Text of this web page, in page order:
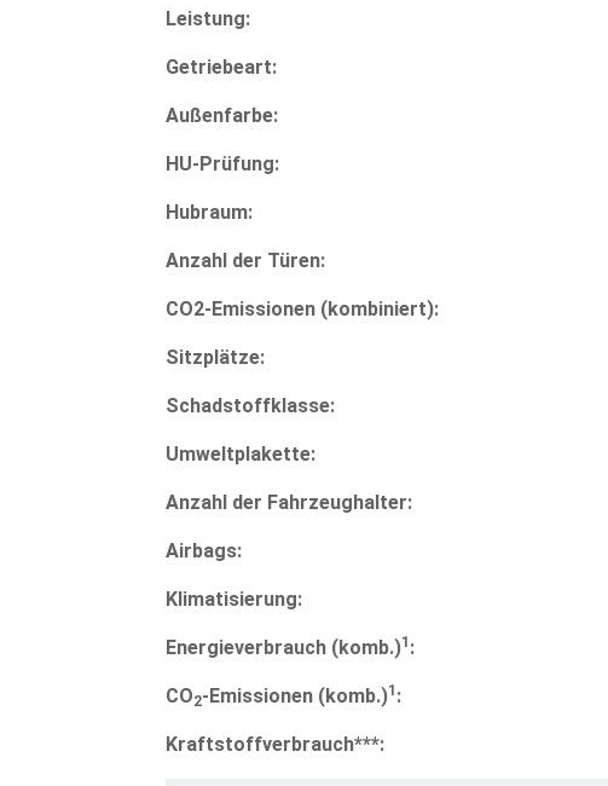
Leistung:
Getriebeart:
Außenfarbe:
HU-Prüfung:
Hubraum:
Anzahl der Türen:
CO2-Emissionen (kombiniert):
Sitzplätze:
Schadstoffklasse:
Umweltplakette:
Anzahl der Fahrzeughalter:
Airbags:
Klimatisierung:
Energieverbrauch (komb.)1 :
CO2-Emissionen (komb.)1 :
Kraftstoffverbrauch***: